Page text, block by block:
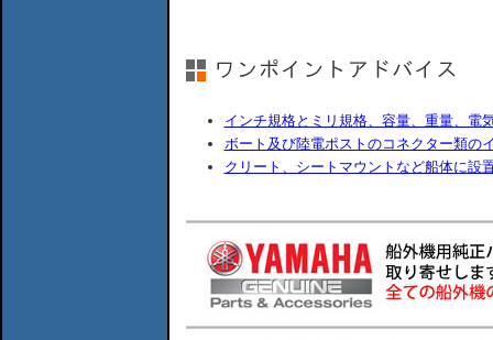
インチ規格とミリ規格、容量、重量、電
ボート及び陸電ポストのコネクター類の
クリート、シートマウントなど船体に設